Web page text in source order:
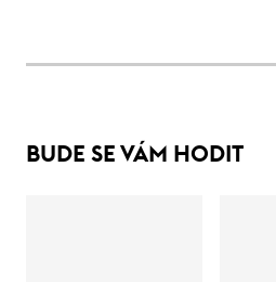
BUDE SE VÁM HODIT